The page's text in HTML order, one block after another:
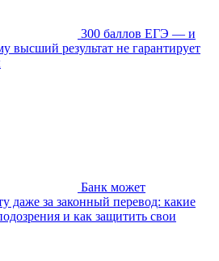
300 баллов ЕГЭ — и
высший результат не гарантирует
Банк может
даже за законный перевод: какие
и как защитить свои